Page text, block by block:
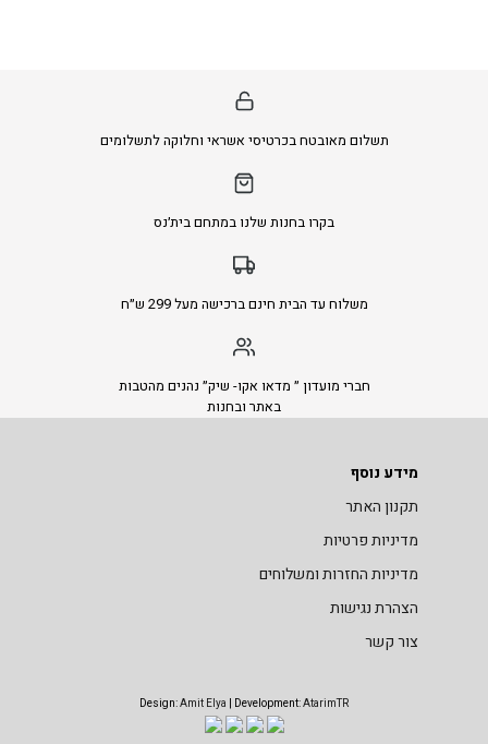
תשלום מאובטח בכרטיסי אשראי וחלוקה לתשלומים
בקרו בחנות שלנו במתחם בית׳נס
משלוח עד הבית חינם ברכישה מעל 299 ש״ח
חברי מועדון ״ מדאו אקו- שיק״ נהנים מהטבות
באתר ובחנות
מידע נוסף
תקנון האתר
מדיניות פרטיות
מדיניות החזרות ומשלוחים
הצהרת נגישות
צור קשר
Design:Amit Elya | Development:AtarimTR